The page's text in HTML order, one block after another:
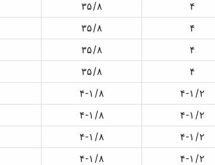
۳۵/۸ ۴
۳۵/۸ ۴
۳۵/۸ ۴
۳۵/۸ ۴
۴-۱/۸ ۴-۱/۲
۴-۱/۸ ۴-۱/۲
۴-۱/۸ ۴-۱/۲
۴-۱/۸ ۴-۱/۲